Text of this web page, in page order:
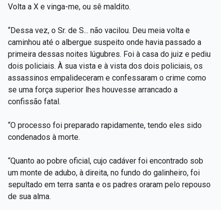
Volta a X e vinga-me, ou sê maldito.
“Dessa vez, o Sr. de S... não vacilou. Deu meia volta e
caminhou até o albergue suspeito onde havia passado a
primeira dessas noites lúgubres. Foi à casa do juiz e pediu
dois policiais. À sua vista e à vista dos dois policiais, os
assassinos empalideceram e confessaram o crime como
se uma força superior lhes houvesse arrancado a
confissão fatal.
“O processo foi preparado rapidamente, tendo eles sido
condenados à morte.
“Quanto ao pobre oficial, cujo cadáver foi encontrado sob
um monte de adubo, à direita, no fundo do galinheiro, foi
sepultado em terra santa e os padres oraram pelo repouso
de sua alma.